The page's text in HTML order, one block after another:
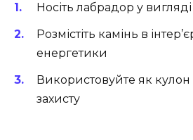
Носіть лабрадор у
Розмістіть камінь в
енергетики
Використовуйте як кулон
захисту